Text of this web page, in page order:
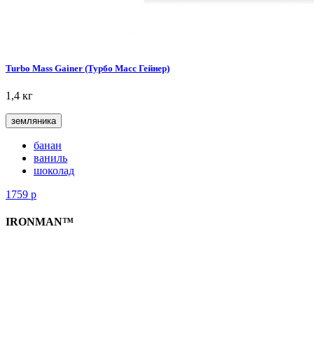
Turbo Mass Gainer (Турбо Масс Гейнер)
1,4 кг
земляника
банан
ваниль
шоколад
1759 р
IRONMAN™